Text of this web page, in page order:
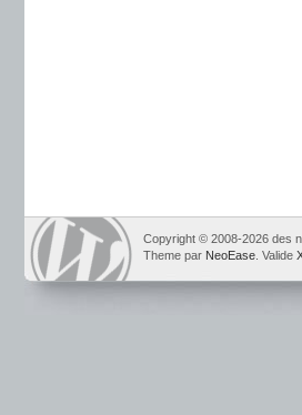
Copyright © 2008-2026 des
Theme par NeoEase . Valide